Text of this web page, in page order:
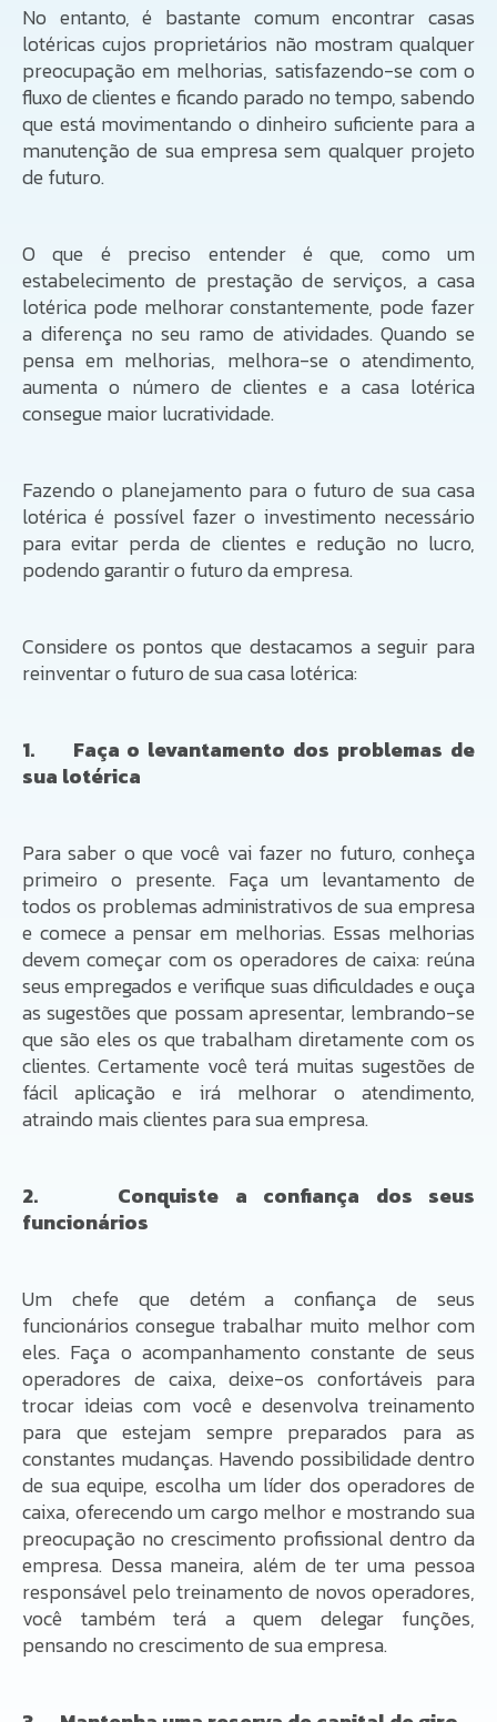
No entanto, é bastante comum encontrar casas
lotéricas cujos proprietários não mostram qualquer
preocupação em melhorias, satisfazendo-se com o
fluxo de clientes e ficando parado no tempo, sabendo
que está movimentando o dinheiro suficiente para a
manutenção de sua empresa sem qualquer projeto
de futuro.
O que é preciso entender é que, como um
estabelecimento de prestação de serviços, a casa
lotérica pode melhorar constantemente, pode fazer
a diferença no seu ramo de atividades. Quando se
pensa em melhorias, melhora-se o atendimento,
aumenta o número de clientes e a casa lotérica
consegue maior lucratividade.
Fazendo o planejamento para o futuro de sua casa
lotérica é possível fazer o investimento necessário
para evitar perda de clientes e redução no lucro,
podendo garantir o futuro da empresa.
Considere os pontos que destacamos a seguir para
reinventar o futuro de sua casa lotérica:
1. Faça o levantamento dos problemas de
sua lotérica
Para saber o que você vai fazer no futuro, conheça
primeiro o presente. Faça um levantamento de
todos os problemas administrativos de sua empresa
e comece a pensar em melhorias. Essas melhorias
devem começar com os operadores de caixa: reúna
seus empregados e verifique suas dificuldades e ouça
as sugestões que possam apresentar, lembrando-se
que são eles os que trabalham diretamente com os
clientes. Certamente você terá muitas sugestões de
fácil aplicação e irá melhorar o atendimento,
atraindo mais clientes para sua empresa.
2. Conquiste a confiança dos seus
funcionários
Um chefe que detém a confiança de seus
funcionários consegue trabalhar muito melhor com
eles. Faça o acompanhamento constante de seus
operadores de caixa, deixe-os confortáveis para
trocar ideias com você e desenvolva treinamento
para que estejam sempre preparados para as
constantes mudanças. Havendo possibilidade dentro
de sua equipe, escolha um líder dos operadores de
caixa, oferecendo um cargo melhor e mostrando sua
preocupação no crescimento profissional dentro da
empresa. Dessa maneira, além de ter uma pessoa
responsável pelo treinamento de novos operadores,
você também terá a quem delegar funções,
pensando no crescimento de sua empresa.